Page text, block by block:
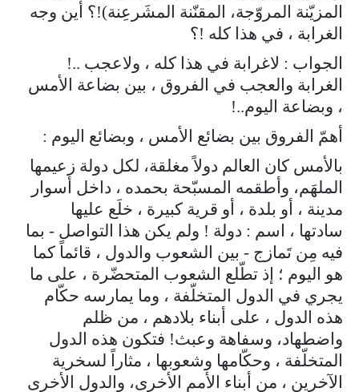
المزيّنة المروّجة، المقنّنة المشَرعِنة)!؟ أين وجه
الغرابة ، في هذا كله !؟
الجواب : لاغرابة في هذا كله ، ولاعجب ..!
الغرابة والعجب في الفروق ، بين بضاعة الأمس
، وبضاعة اليوم..!
أهمّ الفروق بين بضائع الأمس ، وبضائع اليوم :
بالأمس كان العالم دولاً مغلقة، لكل دولة زعيمها
الملهَم، وأطقمه المسبّحة بحمده ، داخل أسوار
مدينة ، أو بلدة ، أو قرية كبيرة ، خلَع عليها
سادتها ، اسم : دولة ! ولم يكن هذا التواصل - بما
فيه مِن تَمازج - بين الشعوب والدول ، قائماً كما
هو اليوم ؛ إذ تطّلع الشعوب المتحضّرة ، على ما
يجري في الدول المتخلّفة ، وما يمارسه حكّام
هذه الدول ، على أبناء بلادهم ، من ظلم
واضطهاد، وسفاهة وعبث! فتكون هذه الدول
المتخلّفة ، وحكّامها وشعوبها ، مثاراً لسخرية
الآخرين ، من أبناء الأمم الأخرى، والدول الأخرى